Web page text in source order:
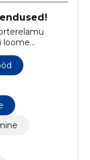
loome
Meie
kortermajade